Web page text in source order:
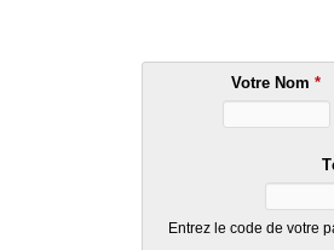
Votre Nom*
Entrez le code de votre